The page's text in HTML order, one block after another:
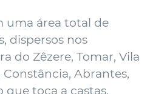
uma área total de
dispersos nos
do Zêzere, Tomar, Vila
Abrantes,
que toca a castas,